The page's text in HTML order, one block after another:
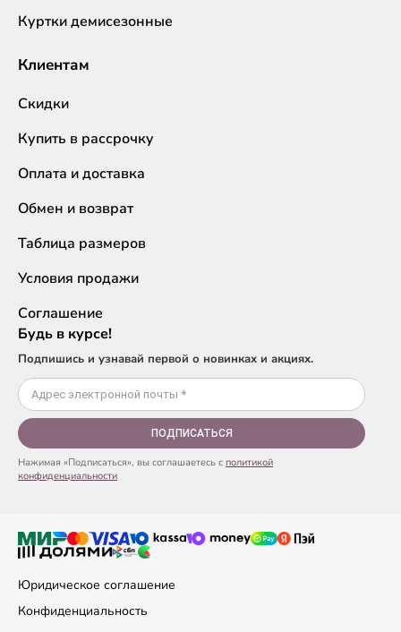
Куртки демисезонные
Клиентам
Скидки
Купить в рассрочку
Оплата и доставка
Обмен и возврат
Таблица размеров
Условия продажи
Соглашение
Будь в курсе!
Подпишись и узнавай первой о новинках и акциях.
ПОДПИСАТЬСЯ
Нажимая «Подписаться», вы соглашаетесь с политикой
конфиденциальности
Юридическое соглашение
Конфиденциальность